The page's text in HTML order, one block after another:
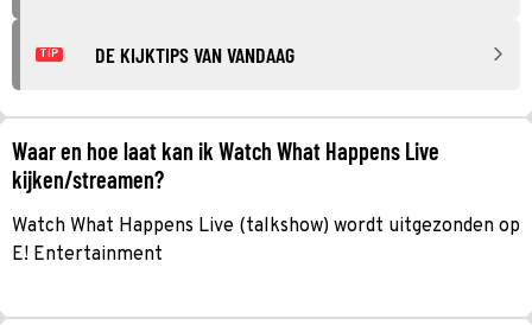
TIP DE KIJKTIPS VAN VANDAAG
Waar en hoe laat kan ik Watch What Happens Live
kijken/streamen?
Watch What Happens Live (talkshow) wordt uitgezonden op
E! Entertainment